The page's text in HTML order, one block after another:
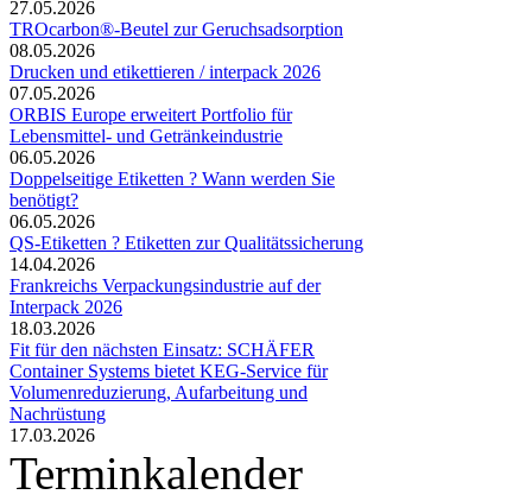
27.05.2026
TROcarbon®-Beutel zur Geruchsadsorption
08.05.2026
Drucken und etikettieren / interpack 2026
07.05.2026
ORBIS Europe erweitert Portfolio für
Lebensmittel- und Getränkeindustrie
06.05.2026
Doppelseitige Etiketten ? Wann werden Sie
benötigt?
06.05.2026
QS-Etiketten ? Etiketten zur Qualitätssicherung
14.04.2026
Frankreichs Verpackungsindustrie auf der
Interpack 2026
18.03.2026
Fit für den nächsten Einsatz: SCHÄFER
Container Systems bietet KEG-Service für
Volumenreduzierung, Aufarbeitung und
Nachrüstung
17.03.2026
Terminkalender